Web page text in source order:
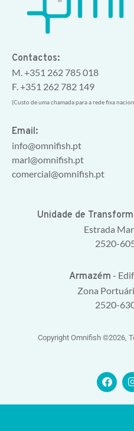
Contactos:
M. +351 262 785 018
F. +351 262 782 149
(Custo de uma chamada para a rede fixa
Email:
info@omnifish.pt
marl@omnifish.pt
comercial@omnifish.pt
Unidade de
Estrada
2520-
Armazém -
Zona
2520-
Copyright Omnifish ©2026,